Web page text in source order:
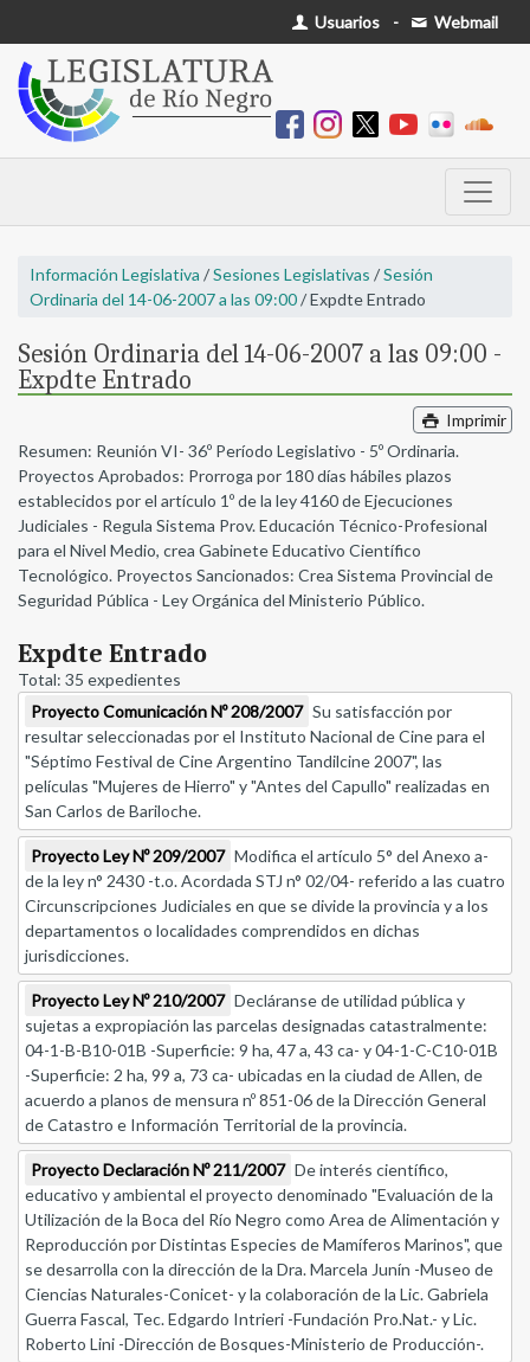
Usuarios - Webmail
Información Legislativa /Sesiones Legislativas /Sesión
Ordinaria del 14-06-2007 a las 09:00/ Expdte Entrado
Sesión Ordinaria del 14-06-2007 a las 09:00 -
Expdte Entrado
Imprimir
Resumen: Reunión VI- 36º Período Legislativo - 5º Ordinaria.
Proyectos Aprobados: Prorroga por 180 días hábiles plazos
establecidos por el artículo 1º de la ley 4160 de Ejecuciones
Judiciales - Regula Sistema Prov. Educación Técnico-Profesional
para el Nivel Medio, crea Gabinete Educativo Científico
Tecnológico. Proyectos Sancionados: Crea Sistema Provincial de
Seguridad Pública - Ley Orgánica del Ministerio Público.
Expdte Entrado
Total: 35 expedientes
Proyecto Comunicación Nº 208/2007 Su satisfacción por
resultar seleccionadas por el Instituto Nacional de Cine para el
"Séptimo Festival de Cine Argentino Tandilcine 2007", las
películas "Mujeres de Hierro" y "Antes del Capullo" realizadas en
San Carlos de Bariloche.
Proyecto Ley Nº 209/2007 Modifica el artículo 5° del Anexo a-
de la ley n° 2430 -t.o. Acordada STJ n° 02/04- referido a las cuatro
Circunscripciones Judiciales en que se divide la provincia y a los
departamentos o localidades comprendidos en dichas
jurisdicciones.
Proyecto Ley Nº 210/2007 Decláranse de utilidad pública y
sujetas a expropiación las parcelas designadas catastralmente:
04-1-B-B10-01B -Superficie: 9 ha, 47 a, 43 ca- y 04-1-C-C10-01B
-Superficie: 2 ha, 99 a, 73 ca- ubicadas en la ciudad de Allen, de
acuerdo a planos de mensura nº 851-06 de la Dirección General
de Catastro e Información Territorial de la provincia.
Proyecto Declaración Nº 211/2007 De interés científico,
educativo y ambiental el proyecto denominado "Evaluación de la
Utilización de la Boca del Río Negro como Area de Alimentación y
Reproducción por Distintas Especies de Mamíferos Marinos", que
se desarrolla con la dirección de la Dra. Marcela Junín -Museo de
Ciencias Naturales-Conicet- y la colaboración de la Lic. Gabriela
Guerra Fascal, Tec. Edgardo Intrieri -Fundación Pro.Nat.- y Lic.
Roberto Lini -Dirección de Bosques-Ministerio de Producción-.